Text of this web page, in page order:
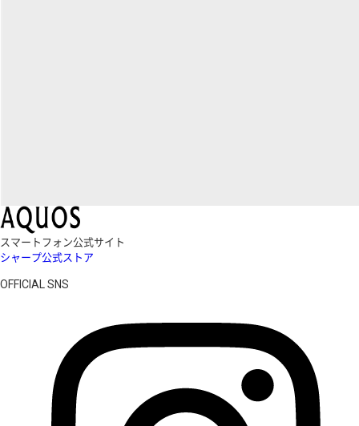
スマートフォン公式サイト
シャープ公式ストア
OFFICIAL SNS